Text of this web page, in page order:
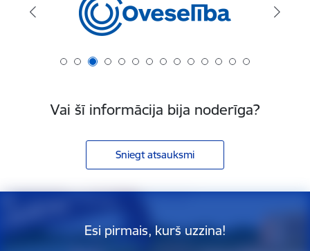
Vai šī informācija bija noderīga?
Sniegt atsauksmi
Esi pirmais, kurš uzzina!